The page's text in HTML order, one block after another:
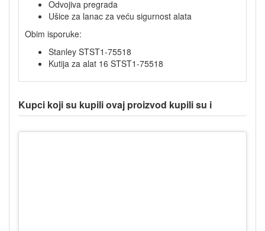
Odvojiva pregrada
Ušice za lanac za veću sigurnost alata
Obim isporuke:
Stanley STST1-75518
Kutija za alat 16 STST1-75518
Kupci koji su kupili ovaj proizvod kupili su i